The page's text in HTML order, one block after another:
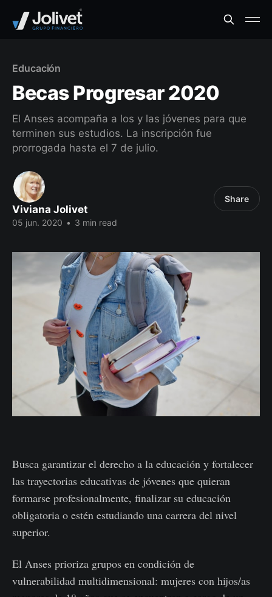
Educación
Becas Progresar 2020
El Anses acompaña a los y las jóvenes para que
terminen sus estudios. La inscripción fue
prorrogada hasta el 7 de julio.
Viviana Jolivet
05 jun. 2020 • 3 min read
Share
Busca garantizar el derecho a la educación y fortalecer
las trayectorias educativas de jóvenes que quieran
formarse profesionalmente, finalizar su educación
obligatoria o estén estudiando una carrera del nivel
superior.
El Anses prioriza grupos en condición de
vulnerabilidad multidimensional: mujeres con hijos/as